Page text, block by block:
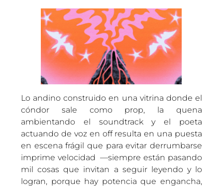
Lo andino construido en una vitrina donde el
cóndor sale como prop, la quena
ambientando el soundtrack y el poeta
actuando de voz en off resulta en una puesta
en escena frágil que para evitar derrumbarse
imprime velocidad —siempre están pasando
mil cosas que invitan a seguir leyendo y lo
logran, porque hay potencia que engancha,